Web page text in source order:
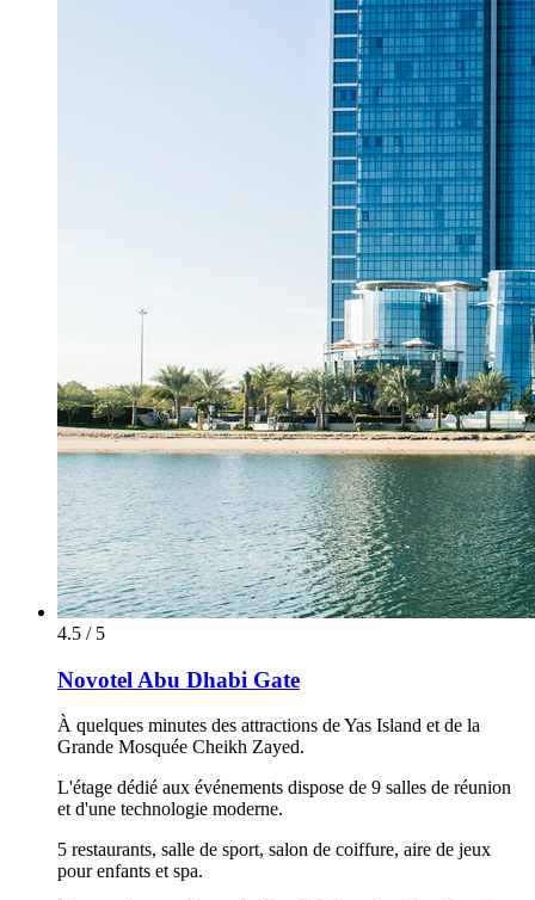
4.5 / 5
Novotel Abu Dhabi Gate
À quelques minutes des attractions de Yas Island et de la
Grande Mosquée Cheikh Zayed.
L'étage dédié aux événements dispose de 9 salles de réunion
et d'une technologie moderne.
5 restaurants, salle de sport, salon de coiffure, aire de jeux
pour enfants et spa.